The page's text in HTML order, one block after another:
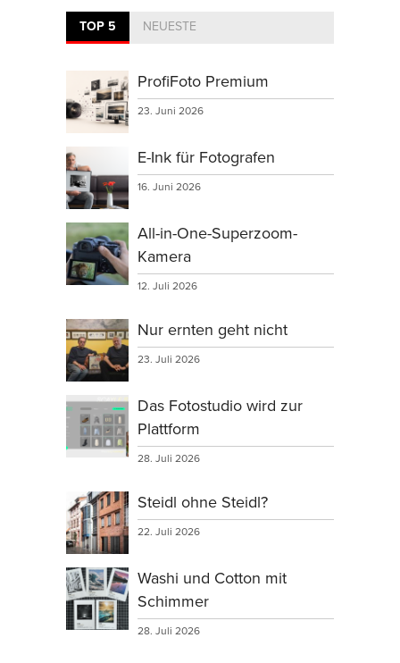
TOP 5 NEUESTE
ProfiFoto Premium
23. Juni 2026
E-Ink für Fotografen
16. Juni 2026
All-in-One-Superzoom-
Kamera
12. Juli 2026
Nur ernten geht nicht
23. Juli 2026
Das Fotostudio wird zur
Plattform
28. Juli 2026
Steidl ohne Steidl?
22. Juli 2026
Washi und Cotton mit
Schimmer
28. Juli 2026